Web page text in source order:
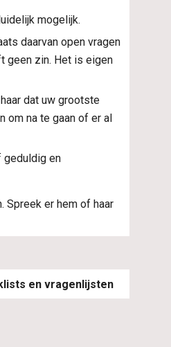
mogelijk.
daarvan open vragen
geen zin. Het is eigen
dat uw grootste
om na te gaan of er al
geduldig en
Spreek er hem of haar
en vragenlijsten